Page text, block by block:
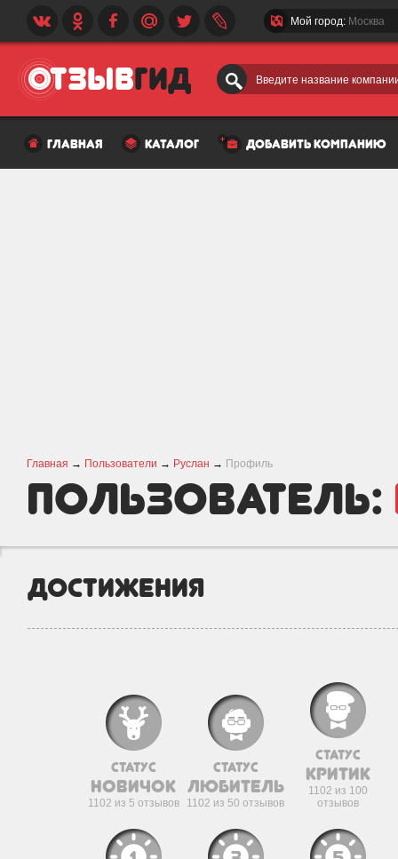
Введите название
Мой город: Москва
главная каталог добавить компанию
Главная → Пользователи → Руслан → Профиль
пользователь:
Достижения
статус
новичок
1102 из 5 отзывов
статус
любитель
1102 из 50 отзывов
статус
критик
1102 из 100
отзывов